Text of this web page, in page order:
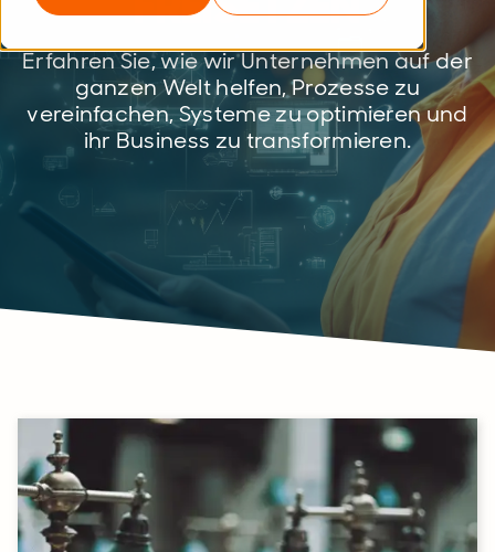
Erfahren Sie, wie wir Unternehmen auf der
ganzen Welt helfen, Prozesse zu
vereinfachen, Systeme zu optimieren und
ihr Business zu transformieren.